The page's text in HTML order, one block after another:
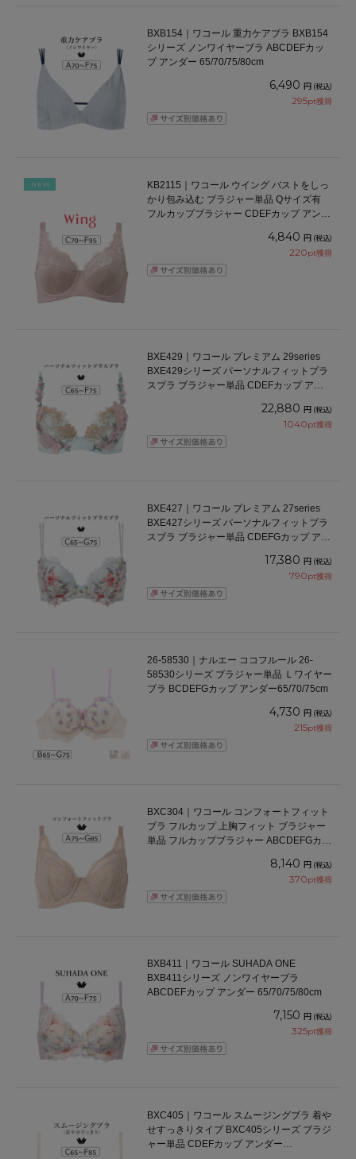
BXB154｜ワコール 重力ケアブラ BXB154
シリーズ ノンワイヤーブラ ABCDEFカッ
プ アンダー 65/70/75/80cm
6,490 円 (税込)
295pt獲得
NEW
KB2115｜ワコール ウイング バストをしっ
かり包み込む ブラジャー単品 Qサイズ有
フルカップブラジャー CDEFカップ アンダ
4,840 円 (税込)
220pt獲得
BXE429｜ワコール プレミアム 29series
BXE429シリーズ パーソナルフィットプラ
スブラ ブラジャー単品 CDEFカップ アン
22,880 円 (税込)
1040pt獲得
BXE427｜ワコール プレミアム 27series
BXE427シリーズ パーソナルフィットプラ
スブラ ブラジャー単品 CDEFGカップ アン
17,380 円 (税込)
790pt獲得
26-58530｜ナルエー ココフルール 26-
58530シリーズ ブラジャー単品 Ｌワイヤー
ブラ BCDEFGカップ アンダー65/70/75cm
4,730 円 (税込)
215pt獲得
BXC304｜ワコール コンフォートフィット
ブラ フルカップ 上胸フィット ブラジャー
単品 フルカップブラジャー ABCDEFGカッ
8,140 円 (税込)
370pt獲得
BXB411｜ワコール SUHADA ONE
BXB411シリーズ ノンワイヤーブラ
ABCDEFカップ アンダー 65/70/75/80cm
7,150 円 (税込)
325pt獲得
BXC405｜ワコール スムージングブラ 着や
せすっきりタイプ BXC405シリーズ ブラジ
ャー単品 CDEFカップ アンダー